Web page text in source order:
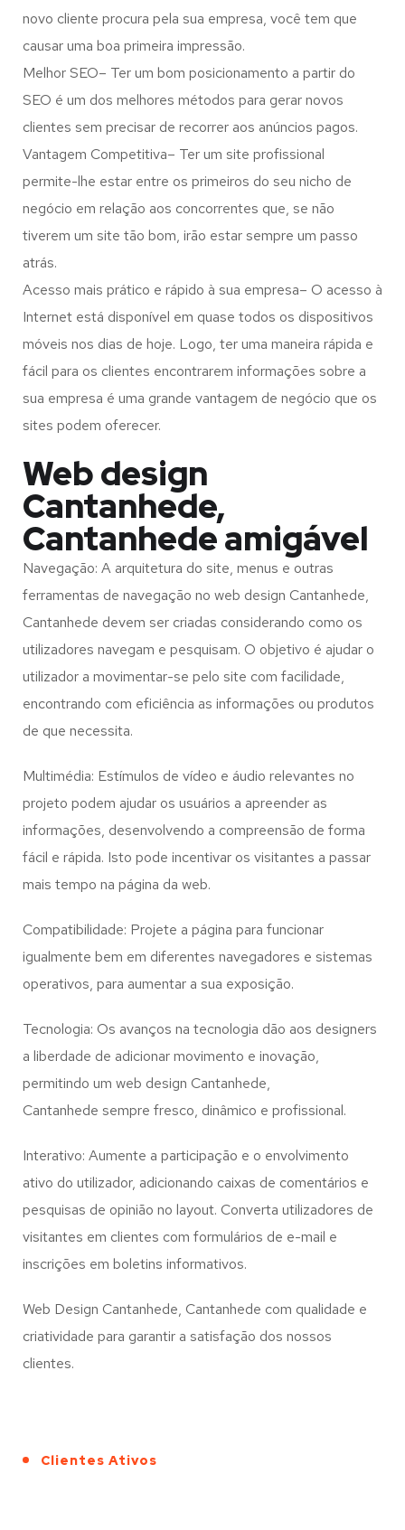
novo cliente procura pela sua empresa, você tem que
causar uma boa primeira impressão.
Melhor SEO– Ter um bom posicionamento a partir do
SEO é um dos melhores métodos para gerar novos
clientes sem precisar de recorrer aos anúncios pagos.
Vantagem Competitiva– Ter um site profissional
permite-lhe estar entre os primeiros do seu nicho de
negócio em relação aos concorrentes que, se não
tiverem um site tão bom, irão estar sempre um passo
atrás.
Acesso mais prático e rápido à sua empresa– O acesso à
Internet está disponível em quase todos os dispositivos
móveis nos dias de hoje. Logo, ter uma maneira rápida e
fácil para os clientes encontrarem informações sobre a
sua empresa é uma grande vantagem de negócio que os
sites podem oferecer.
Web design
Cantanhede,
Cantanhede amigável
Navegação: A arquitetura do site, menus e outras
ferramentas de navegação no web design Cantanhede,
Cantanhede devem ser criadas considerando como os
utilizadores navegam e pesquisam. O objetivo é ajudar o
utilizador a movimentar-se pelo site com facilidade,
encontrando com eficiência as informações ou produtos
de que necessita.
Multimédia: Estímulos de vídeo e áudio relevantes no
projeto podem ajudar os usuários a apreender as
informações, desenvolvendo a compreensão de forma
fácil e rápida. Isto pode incentivar os visitantes a passar
mais tempo na página da web.
Compatibilidade: Projete a página para funcionar
igualmente bem em diferentes navegadores e sistemas
operativos, para aumentar a sua exposição.
Tecnologia: Os avanços na tecnologia dão aos designers
a liberdade de adicionar movimento e inovação,
permitindo um web design Cantanhede,
Cantanhede sempre fresco, dinâmico e profissional.
Interativo: Aumente a participação e o envolvimento
ativo do utilizador, adicionando caixas de comentários e
pesquisas de opinião no layout. Converta utilizadores de
visitantes em clientes com formulários de e-mail e
inscrições em boletins informativos.
Web Design Cantanhede, Cantanhede com qualidade e
criatividade para garantir a satisfação dos nossos
clientes.
Clientes Ativos